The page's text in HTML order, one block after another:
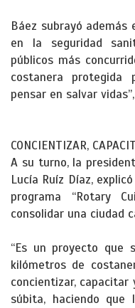
Báez subrayó
en la seguridad
públicos más
costanera protegida
pensar en salvar
CONCIENTIZAR,
A su turno, la
Lucía Ruíz Díaz,
programa “Rotary
consolidar una ciudad
“Es un proyecto que
kilómetros de
concientizar,
súbita, haciendo que